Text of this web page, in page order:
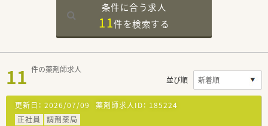
条件に合う求人
11件を検索する
11 件の薬剤師求人
並び順
更新日： 2026/07/09 薬剤師求人ID： 185224
正社員
調剤薬局